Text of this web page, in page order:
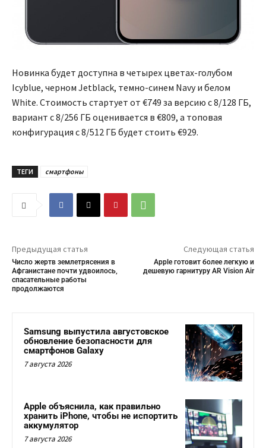
Новинка будет доступна в четырех цветах-голубом
Icyblue, черном Jetblack, темно-синем Navy и белом
White. Стоимость стартует от €749 за версию с 8/128 ГБ,
вариант с 8/256 ГБ оценивается в €809, а топовая
конфигурация с 8/512 ГБ будет стоить €929.
ТЕГИ смартфоны
Предыдущая статья
Число жертв землетрясения в
Афганистане почти удвоилось,
спасательные работы
продолжаются
Следующая статья
Apple готовит более легкую и
дешевую гарнитуру AR Vision Air
Samsung выпустила августовское
обновление безопасности для
смартфонов Galaxy
7 августа 2026
Apple объяснила, как правильно
хранить iPhone, чтобы не испортить
аккумулятор
7 августа 2026